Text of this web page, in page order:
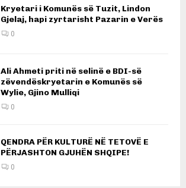
Kryetari i Komunës së Tuzit, Lindon
Gjelaj, hapi zyrtarisht Pazarin e Verës
0
Ali Ahmeti priti në selinë e BDI-së
zëvendëskryetarin e Komunës së
Wylie, Gjino Mulliqi
0
QENDRA PËR KULTURË NË TETOVË E
PËRJASHTON GJUHËN SHQIPE!
0